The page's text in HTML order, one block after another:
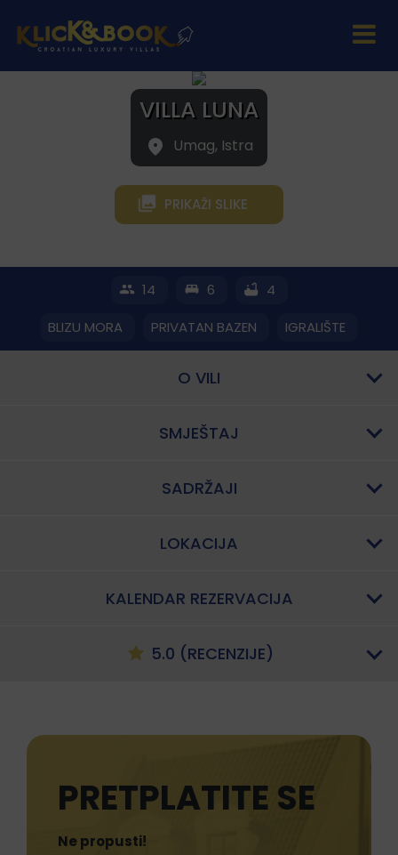
VILLA LUNA
Umag, Istra
PRIKAŽI SLIKE
14 6
4
BLIZU MORA
PRIVATAN BAZEN IGRALIŠTE
O VILI
SMJEŠTAJ
SADRŽAJI
LOKACIJA
KALENDAR REZERVACIJA
5.0 (RECENZIJE)
PRETPLATITE SE
Ne propusti!